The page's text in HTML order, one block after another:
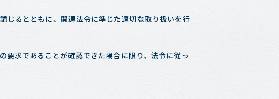
じるとともに、関連法令に準じた適切な取り扱いを行
求であることが確認できた場合に限り、法令に従っ